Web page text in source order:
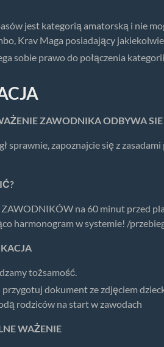
jest kategorią amatorską i nie
Krav Maga posiadający
sobie prawo do połączenia
ZAWODNIKA ODBYWA
sprawnie, zapoznajcie się z
ZAWODNIKÓW na 60 minut przed
harmonogram w systemie! /
tożsamość.
przygotuj dokument ze zdjęciem
rodziców na start w zawodach
WAŻENIE